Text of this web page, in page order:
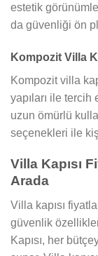
estetik
da güvenliği ön
Kompozit Villa
Kompozit villa
yapıları ile
uzun ömürlü
seçenekleri ile
Villa Kapısı
Arada
Villa kapısı
güvenlik
Kapısı, her